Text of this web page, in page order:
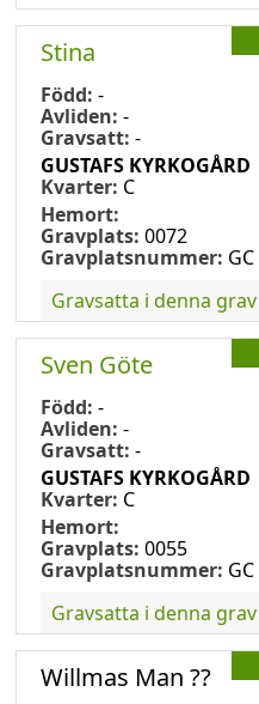
Stina
Född: -
Avliden: -
Gravsatt: -
GUSTAFS KYRKOGÅRD
Kvarter: C
Hemort:
Gravplats: 0072
Gravplatsnummer:
Gravsatta i denna grav
Sven Göte
Född: -
Avliden: -
Gravsatt: -
GUSTAFS KYRKOGÅRD
Kvarter: C
Hemort:
Gravplats: 0055
Gravplatsnummer:
Gravsatta i denna grav
Willmas Man ??